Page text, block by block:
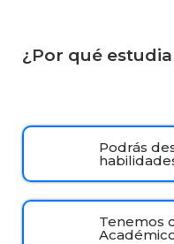
¿Por qué
Podrás
Tenemos